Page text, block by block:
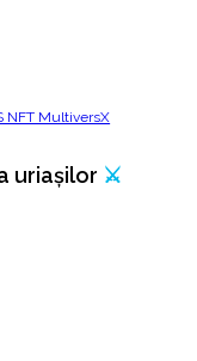
uriașilor ⚔️